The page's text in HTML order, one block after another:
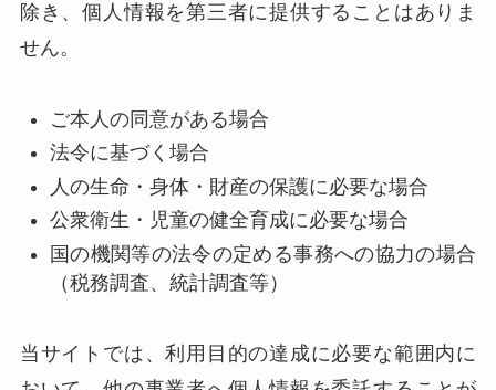
除き、個人情報を第三者に提供することはありま
せん。
ご本人の同意がある場合
法令に基づく場合
人の生命・身体・財産の保護に必要な場合
公衆衛生・児童の健全育成に必要な場合
国の機関等の法令の定める事務への協力の場合
（税務調査、統計調査等）
当サイトでは、利用目的の達成に必要な範囲内に